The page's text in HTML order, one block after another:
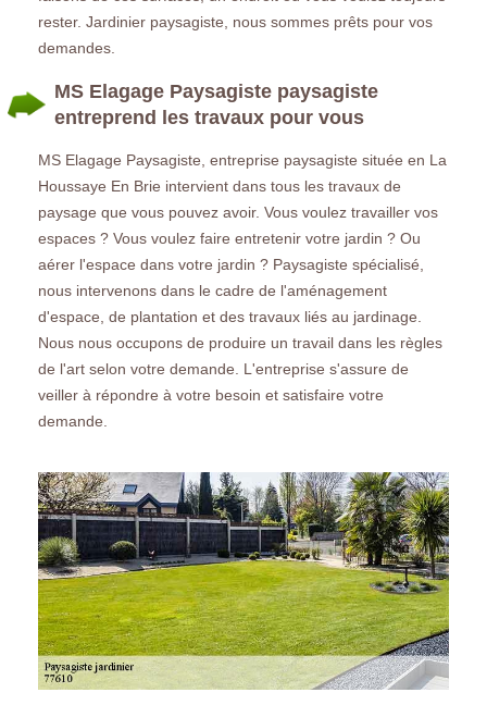
rester. Jardinier paysagiste, nous sommes prêts pour vos
demandes.
MS Elagage Paysagiste paysagiste
entreprend les travaux pour vous
MS Elagage Paysagiste, entreprise paysagiste située en La
Houssaye En Brie intervient dans tous les travaux de
paysage que vous pouvez avoir. Vous voulez travailler vos
espaces ? Vous voulez faire entretenir votre jardin ? Ou
aérer l'espace dans votre jardin ? Paysagiste spécialisé,
nous intervenons dans le cadre de l'aménagement
d'espace, de plantation et des travaux liés au jardinage.
Nous nous occupons de produire un travail dans les règles
de l'art selon votre demande. L'entreprise s'assure de
veiller à répondre à votre besoin et satisfaire votre
demande.